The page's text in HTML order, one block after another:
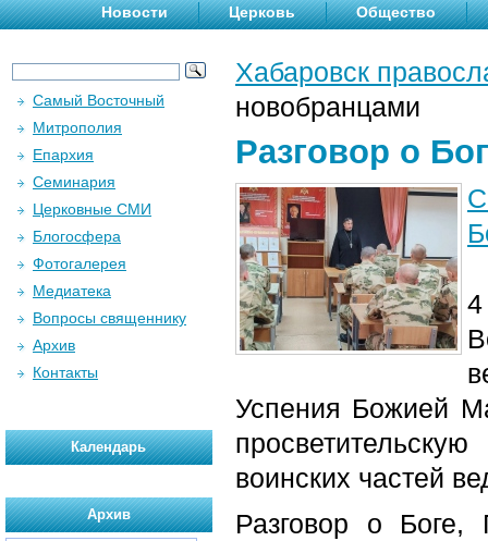
Новости Церковь Общество
Хабаровск
новобранцами
Разговор о
Успения Божией
воинских частей
Разговор о Боге,
Самый Восточный
Митрополия
Епархия
Семинария
Церковные СМИ
Блогосфера
Фотогалерея
Медиатека
Вопросы священнику
Архив
Контакты
Календарь
Архив